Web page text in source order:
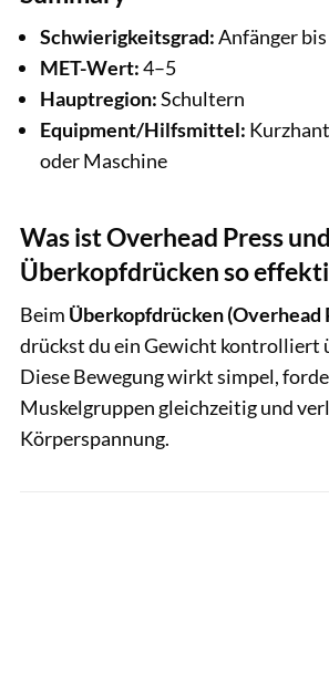
Schwierigkeitsgrad:Anfänger
MET-Wert:4–5
Hauptregion:Schultern
Equipment/Hilfsmittel:
oder Maschine
Was ist Overhead Press
Überkopfdrücken so
Beim Überkopfdrücken (Overhead
drückst du ein Gewicht kontrolliert
Diese Bewegung wirkt simpel,
Muskelgruppen gleichzeitig und
Körperspannung.